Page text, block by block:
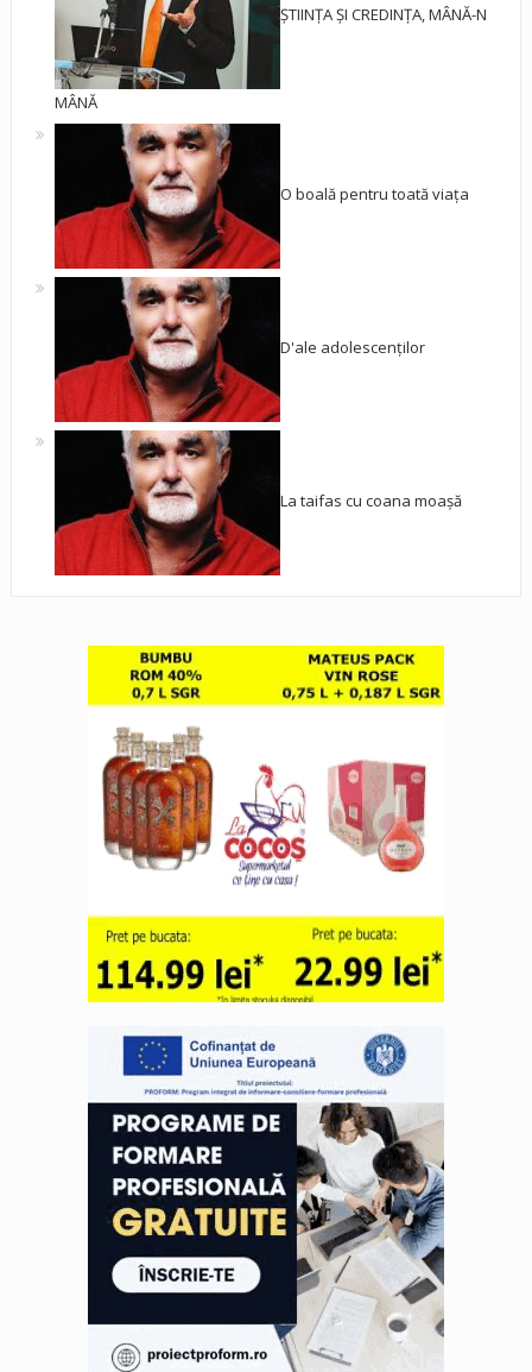
ȘTIINȚA ȘI CREDINȚA, MÂNĂ-N
MÂNĂ
O boală pentru toată viața
D'ale adolescenților
La taifas cu coana moașă